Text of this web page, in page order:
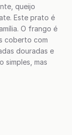
queijo
Este prato é
O frango é
coberto com
douradas e
simples, mas